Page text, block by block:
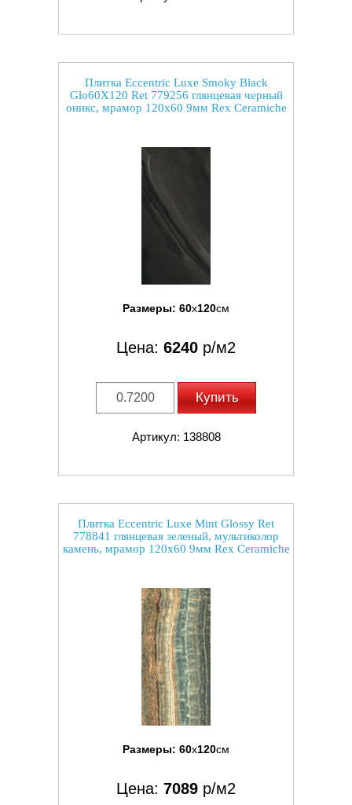
Плитка Eccentric Luxe Smoky Black
Glo60X120 Ret 779256 глянцевая черный
оникс, мрамор 120x60 9мм Rex Ceramiche
Размеры: 60x120см
Цена: 6240 р/м2
Купить
Артикул: 138808
Плитка Eccentric Luxe Mint Glossy Ret
778841 глянцевая зеленый, мультиколор
камень, мрамор 120x60 9мм Rex Ceramiche
Размеры: 60x120см
Цена: 7089 р/м2